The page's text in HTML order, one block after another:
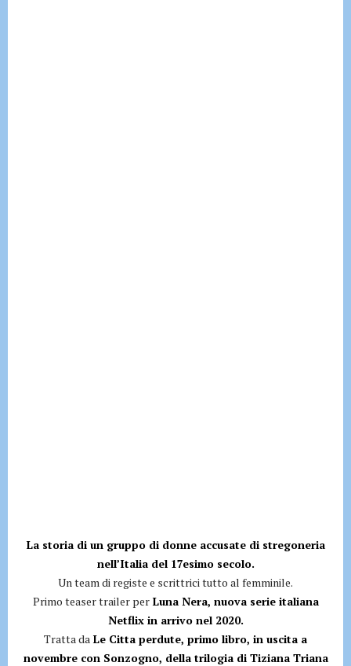
La storia di un gruppo di donne accusate di stregoneria
nell’Italia del 17esimo secolo.
Un team di registe e scrittrici tutto al femminile.
Primo teaser trailer perLuna Nera, nuova serie italiana
Netflix in arrivo nel 2020.
Tratta da Le Citta perdute, primo libro, in uscita a
novembre con Sonzogno, della trilogia di Tiziana Triana